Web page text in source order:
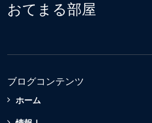
おてまる部屋
ブログコンテンツ
ホーム